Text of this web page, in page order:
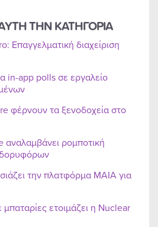
ΤΗΝ ΚΑΤΗΓΟΡΙΑ
Επαγγελματική διαχείριση
in-app polls σε εργαλείο
φέρνουν τα ξενοδοχεία στο
ρομποτική
την πλατφόρμα MAIA για
ετοιμάζει η Nuclear